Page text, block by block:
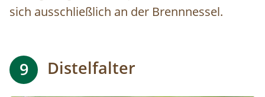
sich ausschließlich an der Brennnessel.
9 Distelfalter